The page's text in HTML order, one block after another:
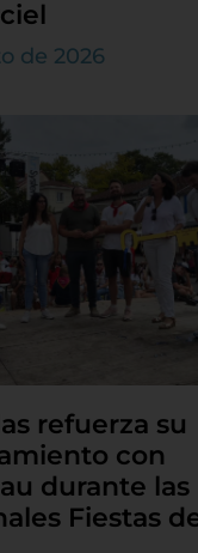
de 2026
refuerza su
con
durante las
Fiestas